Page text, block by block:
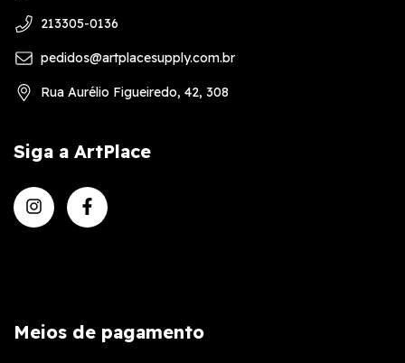
213305-0136
pedidos@artplacesupply.com.br
Rua Aurélio Figueiredo, 42, 308
Siga a ArtPlace
Meios de pagamento